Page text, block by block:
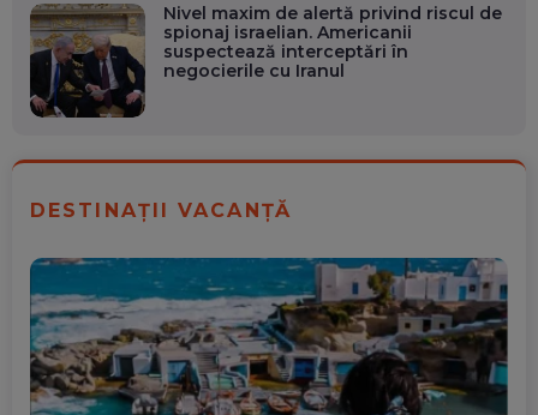
Nivel maxim de alertă privind riscul de
spionaj israelian. Americanii
suspectează interceptări în
negocierile cu Iranul
DESTINAȚII VACANȚĂ